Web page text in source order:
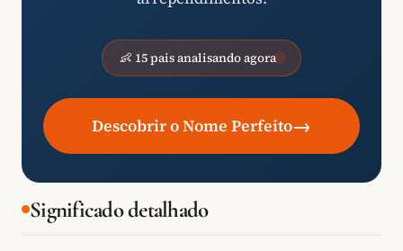
👶 15 pais analisando agora
Descobrir o Nome Perfeito→
Significado detalhado